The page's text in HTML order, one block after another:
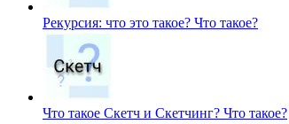
Рекурсия: что это такое? Что такое?
Что такое Скетч и Скетчинг? Что такое?